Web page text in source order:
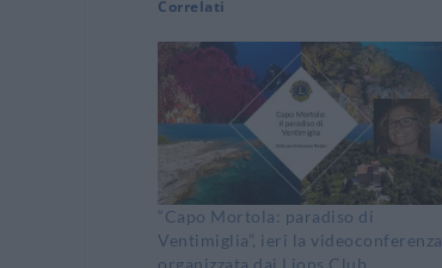
Correlati
“Capo Mortola: paradiso di
Ventimiglia”, ieri la videoconferenza